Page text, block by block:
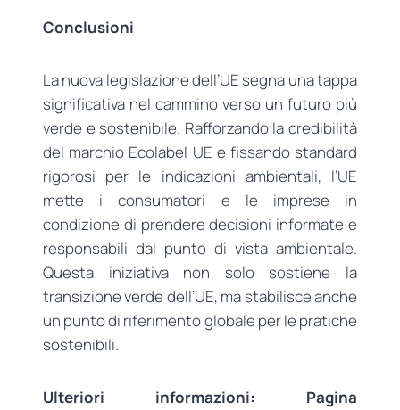
Conclusioni
La nuova legislazione dell’UE segna una tappa
significativa nel cammino verso un futuro più
verde e sostenibile. Rafforzando la credibilità
del marchio Ecolabel UE e fissando standard
rigorosi per le indicazioni ambientali, l’UE
mette i consumatori e le imprese in
condizione di prendere decisioni informate e
responsabili dal punto di vista ambientale.
Questa iniziativa non solo sostiene la
transizione verde dell’UE, ma stabilisce anche
un punto di riferimento globale per le pratiche
sostenibili.
Ulteriori informazioni: Pagina